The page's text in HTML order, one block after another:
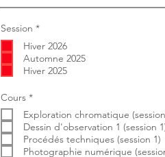
Session *O
l
i
g
a
r
e
Hiver 2026
Automne 2025
Hiver 2025
Cours *O
l
i
a
t
Exploration chromatique
Dessin d'observation 1 (session
Procédés techniques (session 1)
Photographie numérique